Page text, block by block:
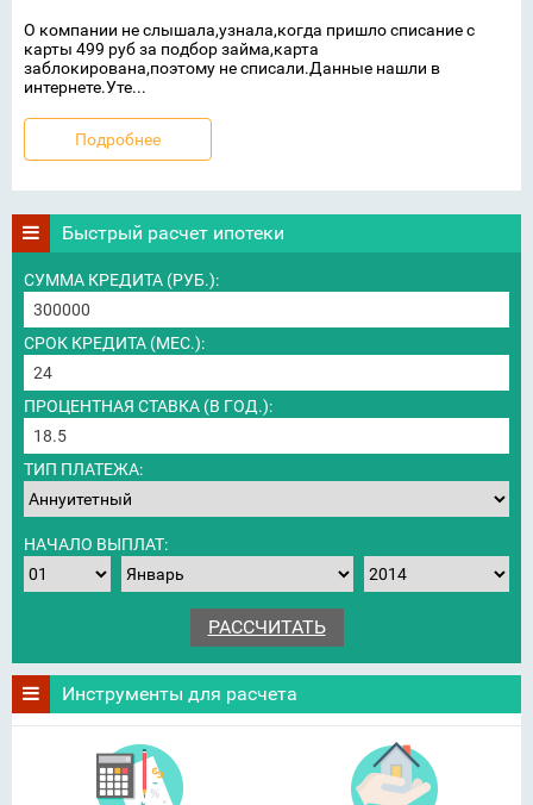
О компании не слышала,узнала,когда пришло списание с
карты 499 руб за подбор займа,карта
заблокирована,поэтому не списали.Данные нашли в
интернете.Уте...
Подробнее
Быстрый расчет ипотеки
СУММА КРЕДИТА (РУБ.):
СРОК КРЕДИТА (МЕС.):
ПРОЦЕНТНАЯ СТАВКА (В ГОД.):
ТИП ПЛАТЕЖА:
НАЧАЛО ВЫПЛАТ:
Инструменты для расчета